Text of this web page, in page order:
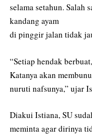
selama setahun. Salah
kandang ayam
di pinggir jalan tidak
“Setiap hendak
Katanya akan
nuruti nafsunya,” ujar
Diakui Istiana, SU
meminta agar dirinya